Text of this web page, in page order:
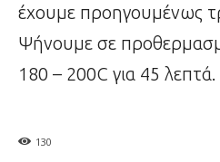
έχουμε προηγουμένως
Ψήνουμε σε
180 – 200C για 45 λεπτά.
130